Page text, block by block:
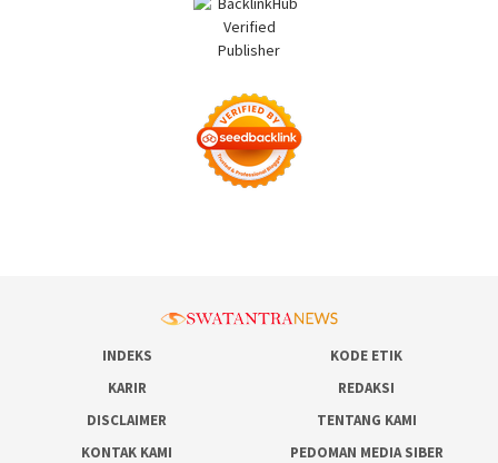
INDEKS
KODE ETIK
KARIR
REDAKSI
DISCLAIMER
TENTANG KAMI
KONTAK KAMI
PEDOMAN MEDIA SIBER